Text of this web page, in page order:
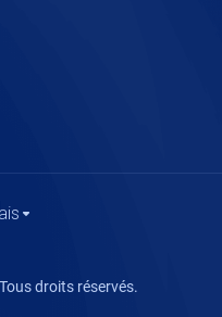
droits réservés.